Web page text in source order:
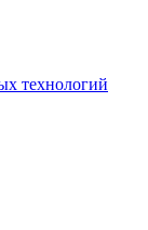
технологий